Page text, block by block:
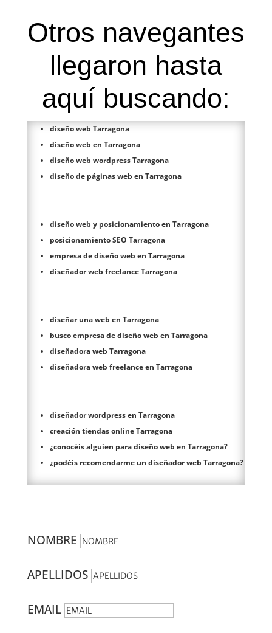
Otros navegantes
llegaron hasta
aquí buscando:
diseño web Tarragona
diseño web en Tarragona
diseño web wordpress Tarragona
diseño de páginas web en Tarragona
diseño web y posicionamiento en Tarragona
posicionamiento SEO Tarragona
empresa de diseño web en Tarragona
diseñador web freelance Tarragona
diseñar una web en Tarragona
busco empresa de diseño web en Tarragona
diseñadora web Tarragona
diseñadora web freelance en Tarragona
diseñador wordpress en Tarragona
creación tiendas online Tarragona
¿conocéis alguien para diseño web en Tarragona?
¿podéis recomendarme un diseñador web Tarragona?
NOMBRE
APELLIDOS
EMAIL